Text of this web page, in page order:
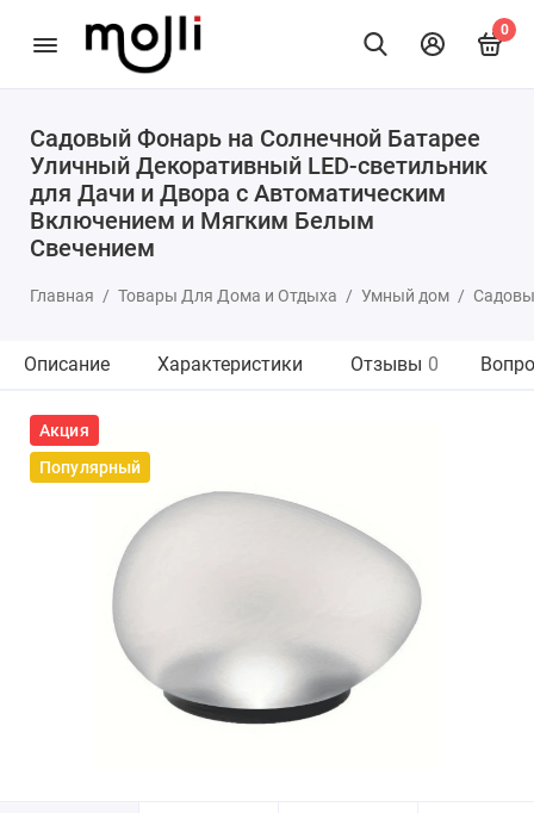
0
Садовый Фонарь на Солнечной Батарее
Уличный Декоративный LED-светильник
для Дачи и Двора с Автоматическим
Включением и Мягким Белым
Свечением
Главная Товары Для Дома и Отдыха Умный дом
Описание Характеристики Отзывы 0
Акция
Популярный